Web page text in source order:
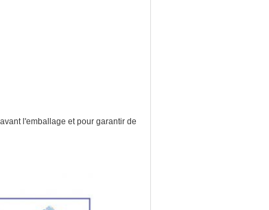
l'emballage et pour garantir de